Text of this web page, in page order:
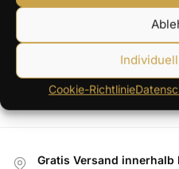
Cookie-Richtlinie
Ausführung wählen
Alle 6 Ergebnisse werden angezeigt
Gratis Versand innerhalb